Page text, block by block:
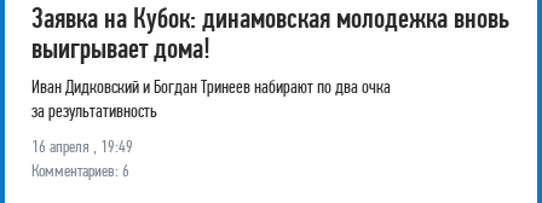
Заявка на Кубок: динамовская молодежка вновь
выигрывает дома!
Иван Дидковский и Богдан Тринеев набирают по два очка
за результативность
16 апреля , 19:49
Комментариев: 6